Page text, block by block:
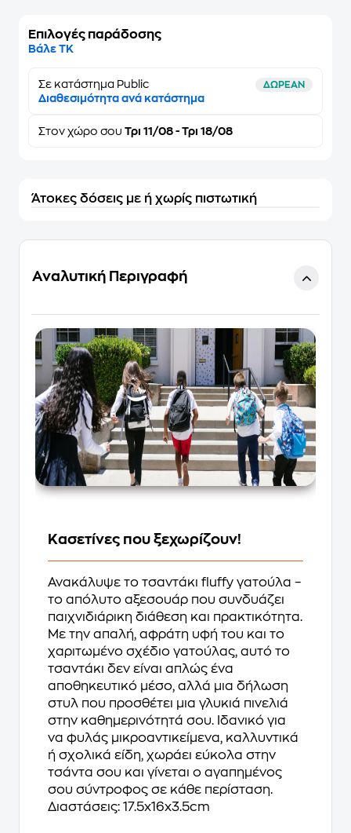
Επιλογές παράδοσης
Βάλε ΤΚ
Σε κατάστημα Public ΔΩΡΕΑΝ
Διαθεσιμότητα ανά κατάστημα
Στον χώρο σου Τρι 11/08 - Τρι 18/08
Άτοκες δόσεις με ή χωρίς πιστωτική
Αναλυτική Περιγραφή
Kασετίνες που ξεχωρίζουν!
Ανακάλυψε το τσαντάκι fluffy γατούλα –
το απόλυτο αξεσουάρ που συνδυάζει
παιχνιδιάρικη διάθεση και πρακτικότητα.
Με την απαλή, αφράτη υφή του και το
χαριτωμένο σχέδιο γατούλας, αυτό το
τσαντάκι δεν είναι απλώς ένα
αποθηκευτικό μέσο, αλλά μια δήλωση
στυλ που προσθέτει μια γλυκιά πινελιά
στην καθημερινότητά σου. Ιδανικό για
να φυλάς μικροαντικείμενα, καλλυντικά
ή σχολικά είδη, χωράει εύκολα στην
τσάντα σου και γίνεται ο αγαπημένος
σου σύντροφος σε κάθε περίσταση.
Διαστάσεις: 17.5x16x3.5cm